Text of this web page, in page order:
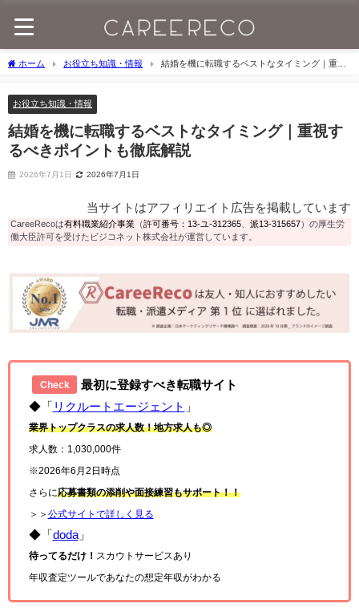
ホーム お役立ち知識・情報
結婚を機に転職するベストなタイミング｜重視
お役立ち知識・情報
結婚を機に転職するベストなタイミング｜重視す
るべきポイントも徹底解説
2026年7月1日 2026年7月1日
当サイトはアフィリエイト広告を掲載しています
CareeRecoは有料職業紹介事業 （許可番号：13-ユ-312365、 派13-315657）の厚生労
働大臣許可を受けたビジコネット株式会社が運営しています。
Check
最初に登録すべき転職サイト
◆「 リクルートエージェント 」
業界トップクラスの求人数！地方求人も◎
求人数：1,030,000件
※2026年6月2日時点
さらに応募書類の添削や面接練習もサポート！！
＞＞ 公式サイトで詳しく見る
◆「 doda」
待ってるだけ！ スカウトサービスあり
年収査定ツールであなたの想定年収がわかる